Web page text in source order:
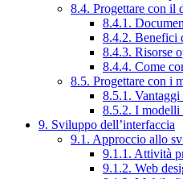
8.4. Progettare con il
8.4.1.
8.4.2. Benefici
8.4.3. Risorse
8.4.4. Come
8.5. Progettare con i
8.5.1.
8.5.2. I modelli
9. Sviluppo dell’interfaccia
9.1. Approccio allo
9.1.1. Attività
9.1.2. Web